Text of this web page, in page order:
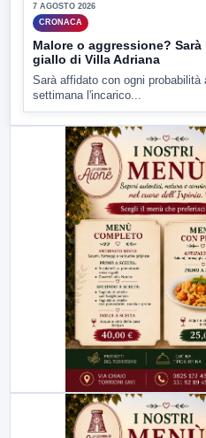
7 AGOSTO 2026
CRONACA
Malore o aggressione?
giallo di Villa Adriana
Sarà affidato con ogni probabilità
settimana l'incarico...